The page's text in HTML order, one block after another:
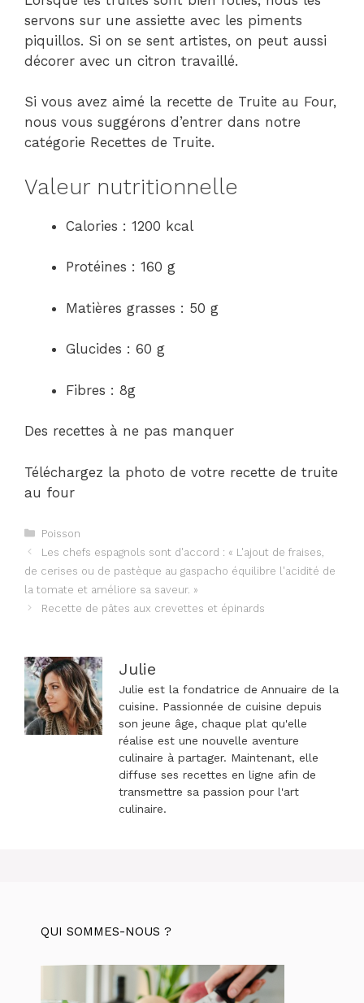
servons sur une assiette avec les piments
piquillos. Si on se sent artistes, on peut aussi
décorer avec un citron travaillé.
Si vous avez aimé la recette de Truite au Four,
nous vous suggérons d’entrer dans notre
catégorie Recettes de Truite.
Valeur nutritionnelle
Calories : 1200 kcal
Protéines : 160 g
Matières grasses : 50 g
Glucides : 60 g
Fibres : 8g
Des recettes à ne pas manquer
Téléchargez la photo de votre recette de truite
au four
Catégories
Poisson
Navigation
des
Les chefs espagnols sont d'accord : « L'ajout de fraises,
de cerises ou de pastèque au gaspacho équilibre l'acidité de
la tomate et améliore sa saveur. »
Recette de pâtes aux crevettes et épinards
Julie
Julie est la fondatrice de Annuaire de la
cuisine. Passionnée de cuisine depuis
son jeune âge, chaque plat qu'elle
réalise est une nouvelle aventure
culinaire à partager. Maintenant, elle
diffuse ses recettes en ligne afin de
transmettre sa passion pour l'art
culinaire.
QUI SOMMES-NOUS ?